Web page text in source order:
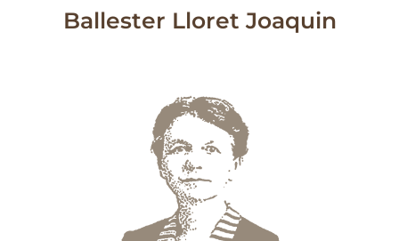
Ballester Lloret Joaquin